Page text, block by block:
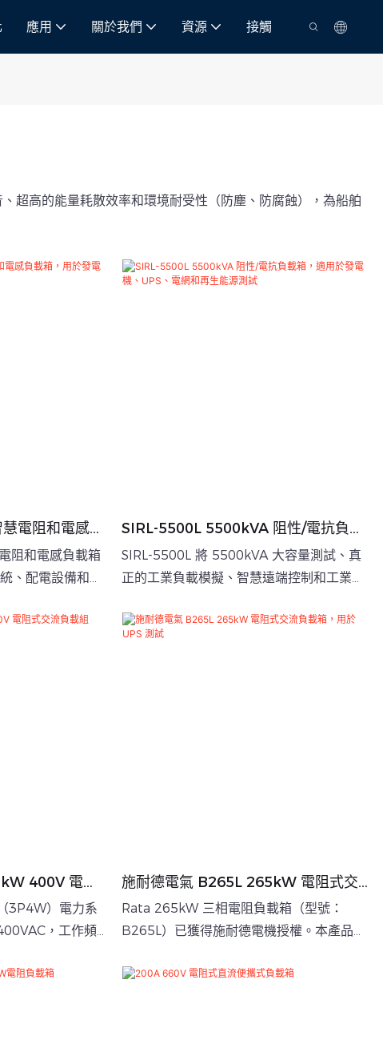
應用 關於我們 資源 接觸
超高的能量耗散效率和環境耐受性（防塵、防腐蝕），為船舶
電阻和電感負
阻和電感負載箱
、配電設備和關
SIRL-5500L 5500kVA 阻性/電抗負載
箱，適用於發電機、UPS、電網和再生
能源測試
SIRL-5500L 將 5500kVA 大容量測試、真
正的工業負載模擬、智慧遠端控制和工業級
400V 電阻
3P4W）電力系
，工作頻
流電源設備提
施耐德電氣 B265L 265kW 電阻式交
流負載箱，用於 UPS 測試
Rata 265kW 三相電阻負載箱（型號：
B265L）已獲得施耐德電機授權。本產品採
入，最大功率為 265kW。它廣泛用於發電